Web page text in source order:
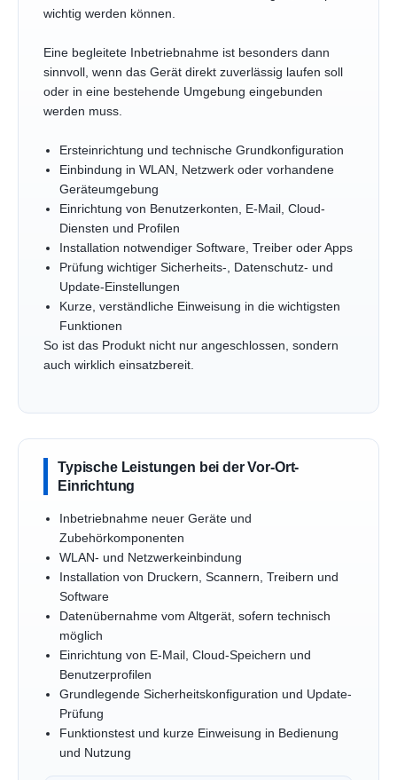
wichtig werden können.
Eine begleitete Inbetriebnahme ist besonders dann
sinnvoll, wenn das Gerät direkt zuverlässig laufen soll
oder in eine bestehende Umgebung eingebunden
werden muss.
Ersteinrichtung und technische Grundkonfiguration
Einbindung in WLAN, Netzwerk oder vorhandene
Geräteumgebung
Einrichtung von Benutzerkonten, E-Mail, Cloud-
Diensten und Profilen
Installation notwendiger Software, Treiber oder Apps
Prüfung wichtiger Sicherheits-, Datenschutz- und
Update-Einstellungen
Kurze, verständliche Einweisung in die wichtigsten
Funktionen
So ist das Produkt nicht nur angeschlossen, sondern
auch wirklich einsatzbereit.
Typische Leistungen bei der Vor-Ort-
Einrichtung
Inbetriebnahme neuer Geräte und
Zubehörkomponenten
WLAN- und Netzwerkeinbindung
Installation von Druckern, Scannern, Treibern und
Software
Datenübernahme vom Altgerät, sofern technisch
möglich
Einrichtung von E-Mail, Cloud-Speichern und
Benutzerprofilen
Grundlegende Sicherheitskonfiguration und Update-
Prüfung
Funktionstest und kurze Einweisung in Bedienung
und Nutzung